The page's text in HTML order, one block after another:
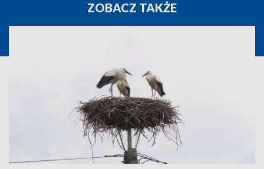
ZOBACZ TAKŻE